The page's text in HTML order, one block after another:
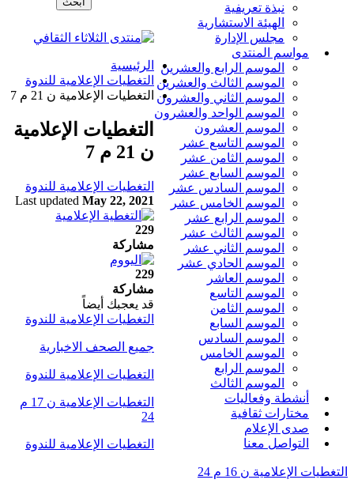
نبذة تعريفية
الهيئة الاستشارية
مجلس الإدارة
مواسم المنتدى
الموسم الرابع والعشرين
الموسم الثالث والعشرين
الموسم الثاني والعشرون
الموسم الواحد والعشرون
الموسم العشرون
الموسم التاسع عشر
الموسم الثامن عشر
الموسم السابع عشر
الموسم السادس عشر
الموسم الخامس عشر
الموسم الرابع عشر
الموسم الثالث عشر
الموسم الثاني عشر
الموسم الحادي عشر
الموسم العاشر
الموسم التاسع
الموسم الثامن
الموسم السابع
الموسم السادس
الموسم الخامس
الموسم الرابع
الموسم الثالث
أنشطة وفعاليات
مختارات ثقافية
صدى الإعلام
التواصل معنا
الرئيسية
التغطيات الإعلامية للندوة
التغطيات الإعلامية ن 21 م 7
التغطيات الإعلامية
ن 21 م 7
التغطيات الإعلامية للندوة
Last updated May 22, 2021
229
مشاركة
229
مشاركة
قد يعجبك أيضاً
التغطيات الإعلامية للندوة
جميع الصحف الاخبارية
التغطيات الإعلامية للندوة
التغطيات الإعلامية ن 17 م
24
التغطيات الإعلامية للندوة
التغطيات الإعلامية ن 16 م 24